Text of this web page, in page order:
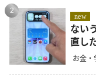
2
new
ない
直し
お金・